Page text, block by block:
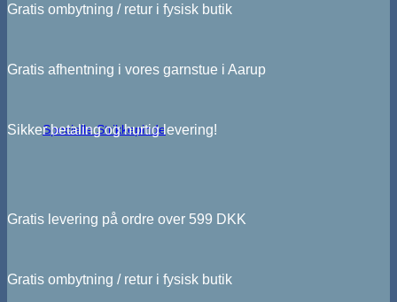
Specielle Strikkepinde
Gratis ombytning / retur i fysisk butik
Gratis afhentning i vores garnstue i Aarup
Sikker betaling og hurtig levering!
Gratis levering på ordre over 599 DKK
Gratis ombytning / retur i fysisk butik